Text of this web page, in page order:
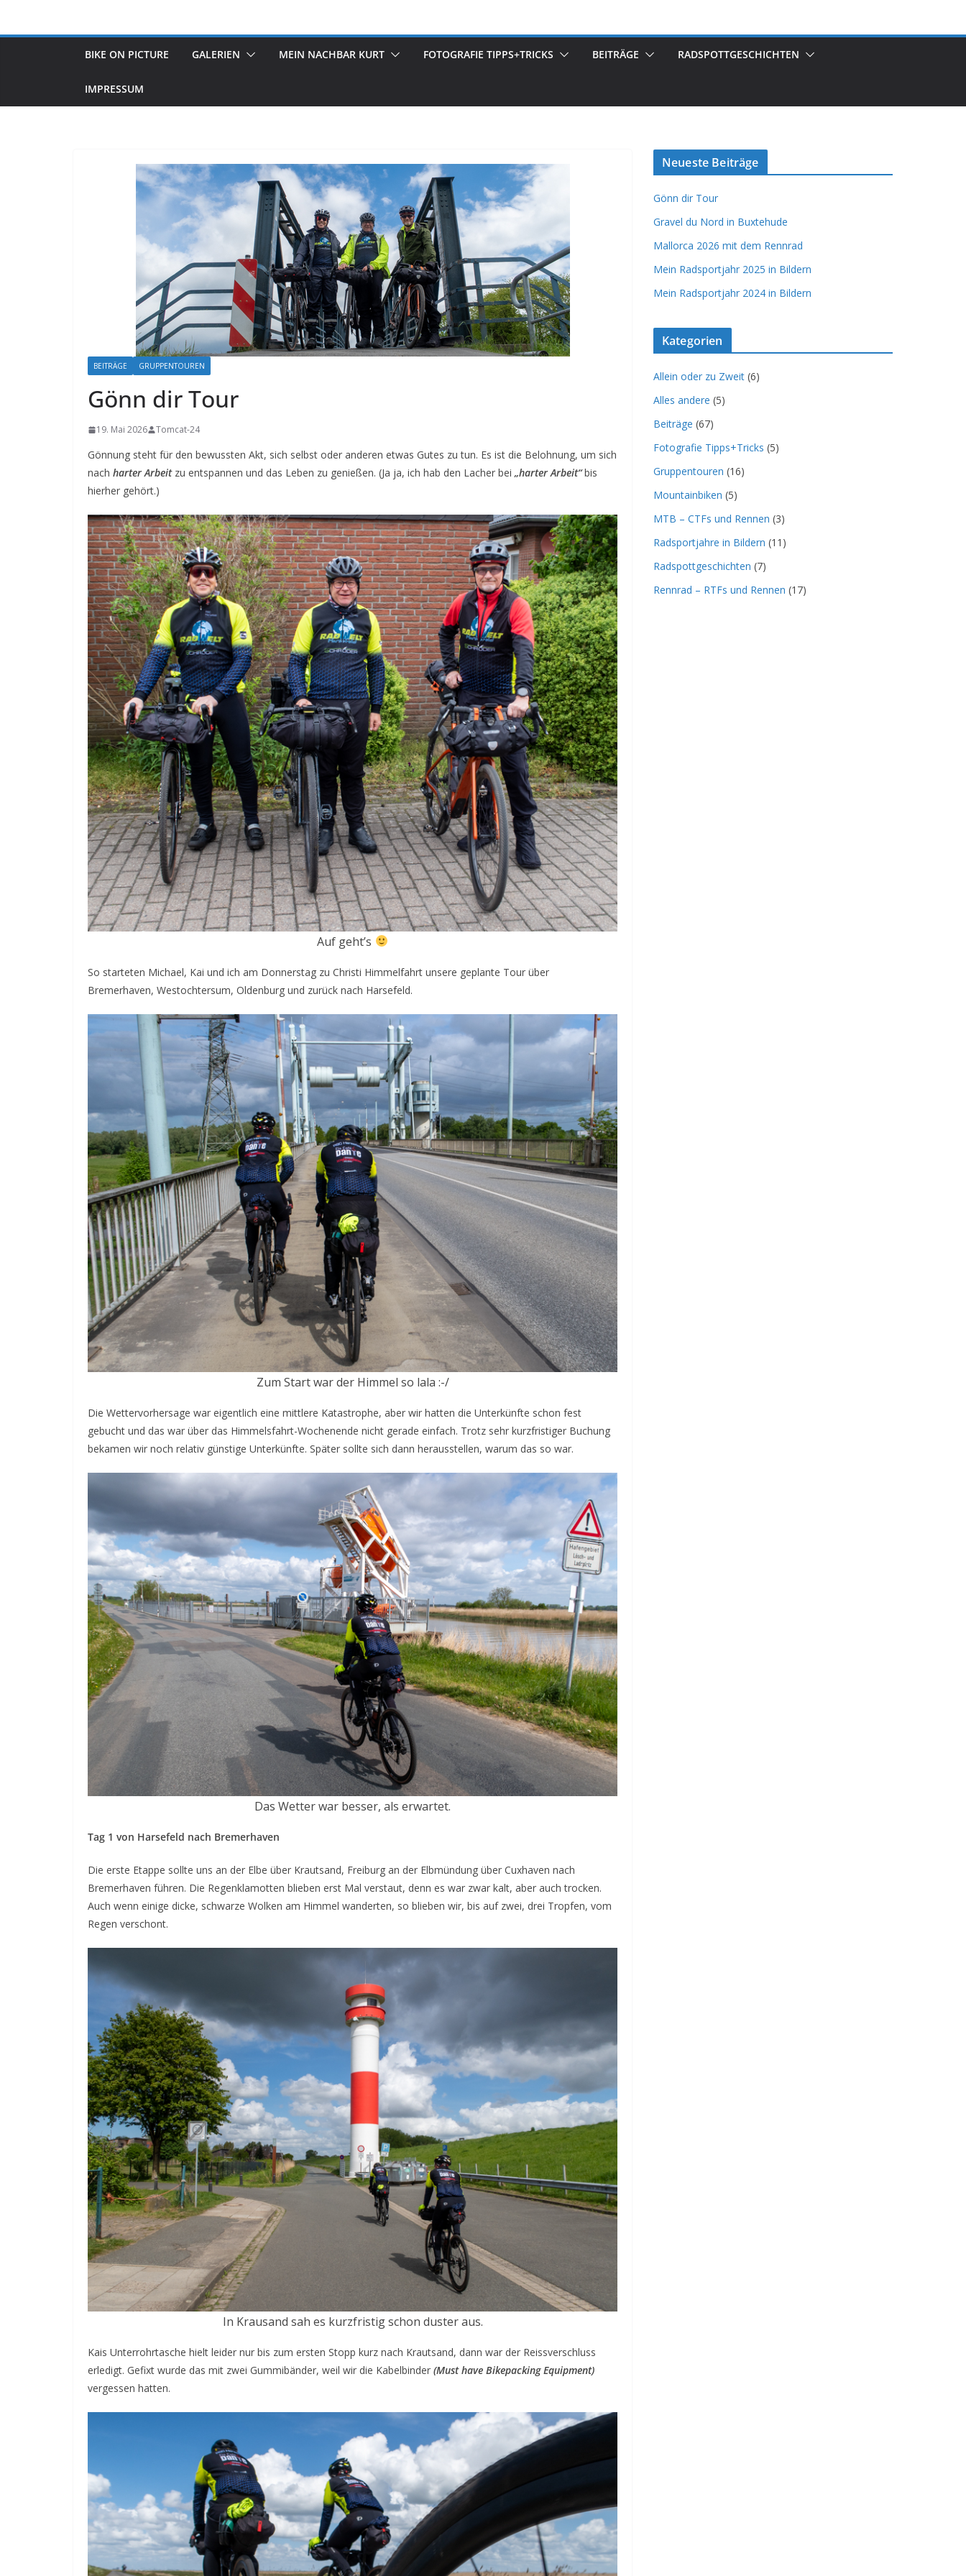
BIKE ON PICTURE GALERIEN MEIN NACHBAR KURT FOTOGRAFIE TIPPS+TRICKS BEITRÄGE RADSPOTTGESCHICHTEN
IMPRESSUM
BEITRÄGE GRUPPENTOUREN
Gönn dir Tour
19. Mai 2026 Tomcat-24
Gönnung steht für den bewussten Akt, sich selbst oder anderen etwas Gutes zu tun. Es ist die Belohnung, um sich
nach harter Arbeitzu entspannen und das Leben zu genießen. (Ja ja, ich hab den Lacher bei „harter Arbeit“bis
hierher gehört.)
Auf geht’s
So starteten Michael, Kai und ich am Donnerstag zu Christi Himmelfahrt unsere geplante Tour über
Bremerhaven, Westochtersum, Oldenburg und zurück nach Harsefeld.
Zum Start war der Himmel so lala :-/
Die Wettervorhersage war eigentlich eine mittlere Katastrophe, aber wir hatten die Unterkünfte schon fest
gebucht und das war über das Himmelsfahrt-Wochenende nicht gerade einfach. Trotz sehr kurzfristiger Buchung
bekamen wir noch relativ günstige Unterkünfte. Später sollte sich dann herausstellen, warum das so war.
Das Wetter war besser, als erwartet.
Tag 1 von Harsefeld nach Bremerhaven
Die erste Etappe sollte uns an der Elbe über Krautsand, Freiburg an der Elbmündung über Cuxhaven nach
Bremerhaven führen. Die Regenklamotten blieben erst Mal verstaut, denn es war zwar kalt, aber auch trocken.
Auch wenn einige dicke, schwarze Wolken am Himmel wanderten, so blieben wir, bis auf zwei, drei Tropfen, vom
Regen verschont.
In Krausand sah es kurzfristig schon duster aus.
Kais Unterrohrtasche hielt leider nur bis zum ersten Stopp kurz nach Krautsand, dann war der Reissverschluss
erledigt. Gefixt wurde das mit zwei Gummibänder, weil wir die Kabelbinder (Must have Bikepacking Equipment)
vergessen hatten.
Neueste Beiträge
Gönn dir Tour
Gravel du Nord in Buxtehude
Mallorca 2026 mit dem Rennrad
Mein Radsportjahr 2025 in Bildern
Mein Radsportjahr 2024 in Bildern
Kategorien
Allein oder zu Zweit (6)
Alles andere (5)
Beiträge (67)
Fotografie Tipps+Tricks (5)
Gruppentouren (16)
Mountainbiken (5)
MTB – CTFs und Rennen (3)
Radsportjahre in Bildern (11)
Radspottgeschichten (7)
Rennrad – RTFs und Rennen (17)